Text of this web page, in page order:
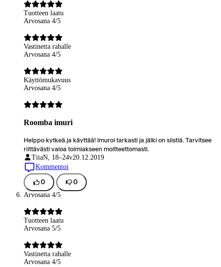
Tuotteen laatu
Arvosana 4/5
Vastinetta rahalle
Arvosana 4/5
Käyttömukavuus
Arvosana 4/5
Roomba imuri
Helppo kytkeä ja käyttää! Imuroi tarkasti ja jälki on siistiä. Tarvitsee
riittävästi valoa toimiakseen moitteettomasti.
TiiaN, 18–24v20.12.2019
Kommentoi
0 0
Arvosana 4/5
Tuotteen laatu
Arvosana 5/5
Vastinetta rahalle
Arvosana 4/5